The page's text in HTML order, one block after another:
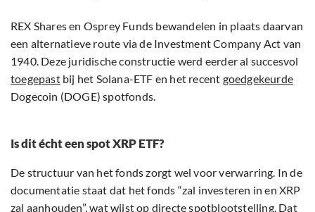
REX Shares en Osprey Funds bewandelen in plaats daarvan
een alternatieve route via de Investment Company Act van
1940. Deze juridische constructie werd eerder al succesvol
toegepastbij het Solana-ETF en het recent goedgekeurde
Dogecoin (DOGE) spotfonds.
Is dit écht een spot XRP ETF?
De structuur van het fonds zorgt wel voor verwarring. In de
documentatie staat dat het fonds “zal investeren in en XRP
zal aanhouden”, wat wijst op directe spotblootstelling. Dat